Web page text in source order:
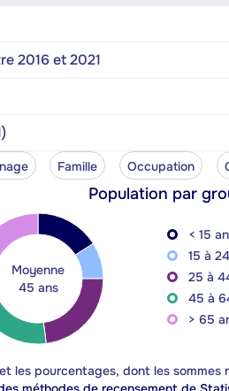
2016 et 2021
Famille Occupation
Population par
Moyenne
45 ans
< 15
15 à
25 à
45 à
> 65
les pourcentages, dont les sommes